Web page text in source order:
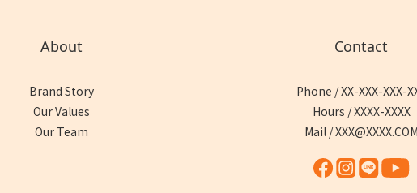
About
Brand Story
Our Values
Our Team
Contact
Phone / XX-XXX-XXX-
Hours / XXXX-XXXX
Mail / XXX@XXXX.COM